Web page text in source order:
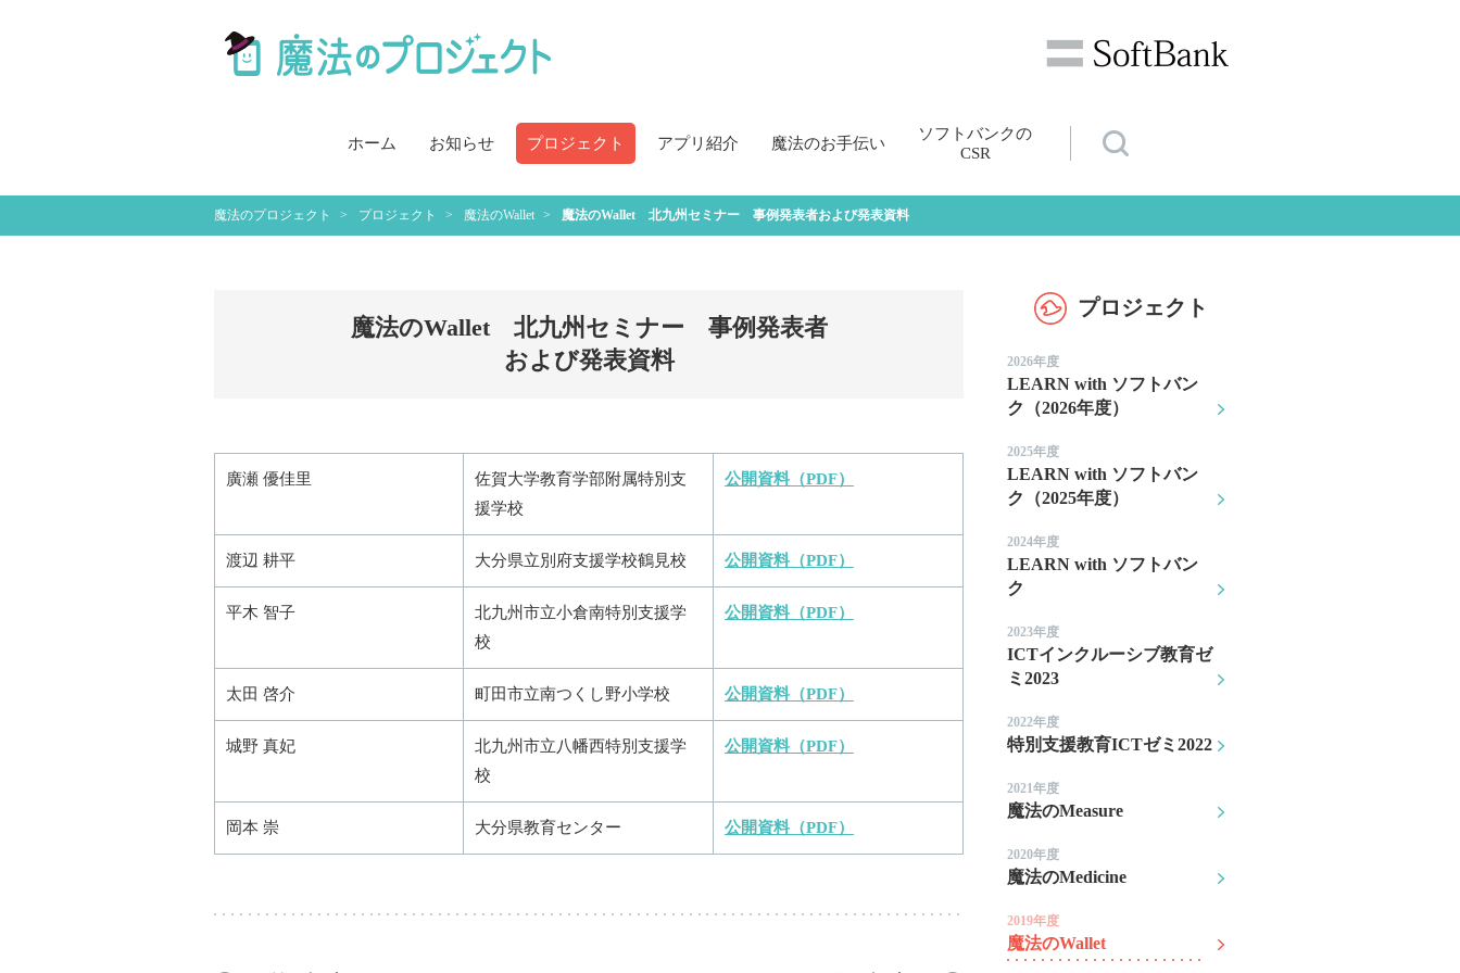
ホーム お知らせ プロジェクト アプリ紹介 魔法のお手伝い
ソフトバンクの
CSR
魔法のプロジェクト プロジェクト 魔法のWallet 魔法のWallet 北九州セミナー 事例発表者および発表資料
魔法のWallet 北九州セミナー 事例発表者
および発表資料
廣瀬 優佳里
佐賀大学教育学部附属特別支
援学校
公開資料（PDF）
渡辺 耕平 大分県立別府支援学校鶴見校 公開資料（PDF）
平木 智子
北九州市立小倉南特別支援学
校
公開資料（PDF）
太田 啓介 町田市立南つくし野小学校 公開資料（PDF）
城野 真妃
北九州市立八幡西特別支援学
校
公開資料（PDF）
岡本 崇 大分県教育センター 公開資料（PDF）
プロジェクト
2026年度
LEARN with ソフトバン
ク（2026年度）
2025年度
LEARN with ソフトバン
ク（2025年度）
2024年度
LEARN with ソフトバン
ク
2023年度
ICTインクルーシブ教育ゼ
ミ2023
2022年度
特別支援教育ICTゼミ2022
2021年度
魔法のMeasure
2020年度
魔法のMedicine
2019年度
魔法のWallet